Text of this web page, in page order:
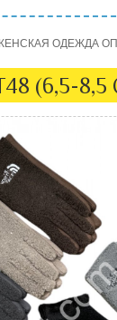
ОДЕЖДА
(6,5-